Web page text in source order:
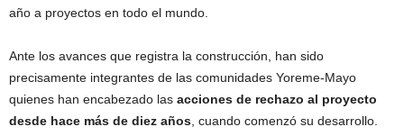
año a proyectos en todo el mundo.
Ante los avances que registra la construcción, han sido
precisamente integrantes de las comunidades Yoreme-Mayo
quienes han encabezado las acciones de rechazo al proyecto
desde hace más de diez años , cuando comenzó su desarrollo.